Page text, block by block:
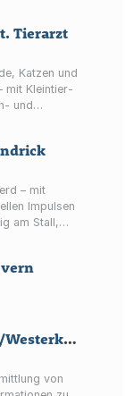
Tierarzt
Katzen und
mit Kleintier-
und
– mit
Impulsen
am Stall,
Tierschutzverein Lengerich/Westerkappeln e.V.
von